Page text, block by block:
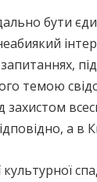
бути
темою
а в
культурної